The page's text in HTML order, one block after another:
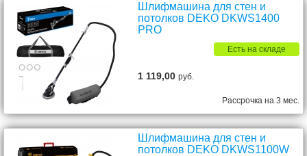
Шлифмашина для стен и
потолков DEKO DKWS1400
PRO
Есть на складе
1 119,00руб.
Рассрочка на 3 мес.
Шлифмашина для стен и
потолков DEKO DKWS1100W